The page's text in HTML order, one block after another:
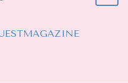
MAGAZINE